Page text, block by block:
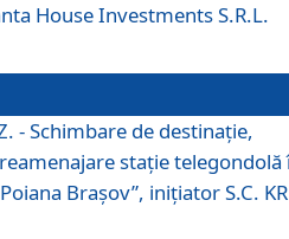
House Investments S.R.L.
- Schimbare de destinaţie,
staţie telegondolă
Braşov”, iniţiator S.C.